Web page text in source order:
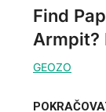
Find
Armpit?